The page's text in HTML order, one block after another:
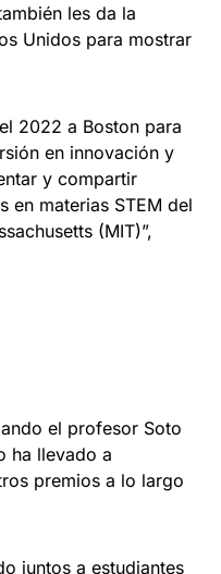
les da la
Unidos para mostrar
2022 a Boston para
en innovación y
y compartir
en materias STEM del
(MIT)”,
el profesor Soto
ha llevado a
premios a lo largo
juntos a estudiantes